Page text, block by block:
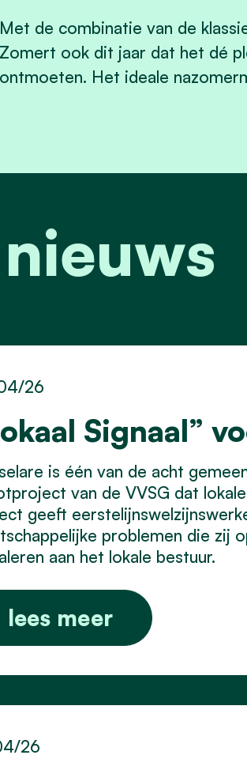
Met de combinatie van de
Zomert ook dit jaar dat het dé
ontmoeten. Het ideale
Signaal”
26
is één van de acht
van de VVSG dat
geeft
problemen die zij
aan het lokale bestuur.
lees meer
26